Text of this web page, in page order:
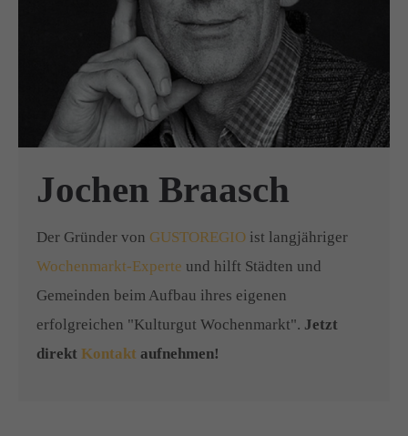
Jochen Braasch
Der Gründer von GUSTOREGIO ist langjähriger
Wochenmarkt-Experte und hilft Städten und
Gemeinden beim Aufbau ihres eigenen
erfolgreichen "Kulturgut Wochenmarkt". Jetzt
direktKontakt aufnehmen!